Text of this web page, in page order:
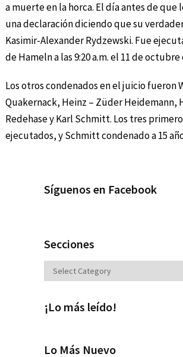
a muerte en la horca. El día antes de que
una declaración diciendo que su
Kasimir-Alexander Rydzewski. Fue
de Hameln a las 9:20 a.m. el 11 de octubre
Los otros condenados en el juicio fueron
Quakernack, Heinz – Züder Heidemann,
Redehase y Karl Schmitt. Los tres
ejecutados, y Schmitt condenado a 15
Síguenos en Facebook
Secciones
Secciones
¡Lo más leído!
Lo Más Nuevo